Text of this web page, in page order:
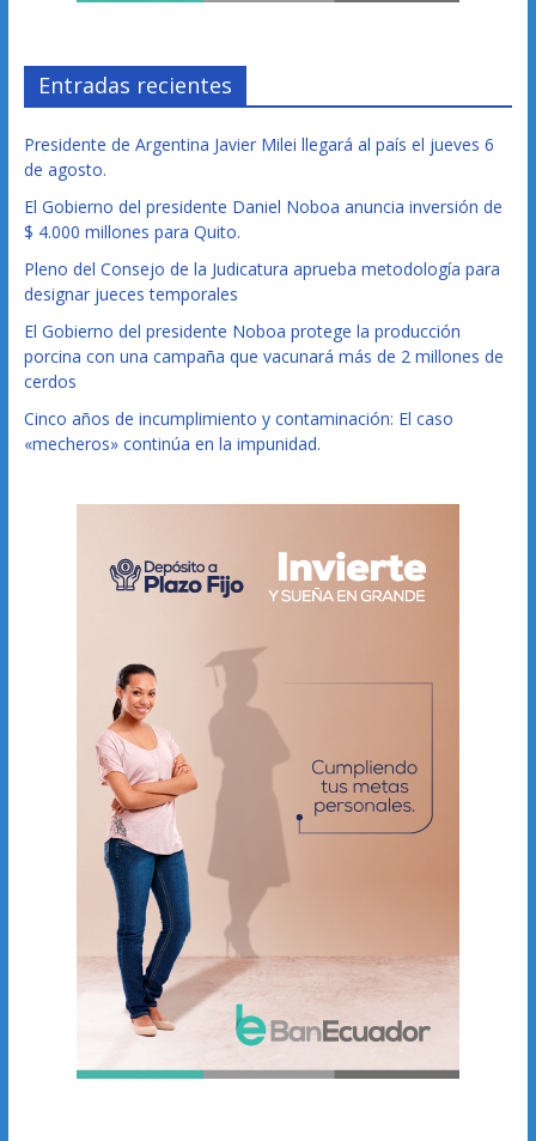
Entradas recientes
Presidente de Argentina Javier Milei llegará al país el jueves 6
de agosto.
El Gobierno del presidente Daniel Noboa anuncia inversión de
$ 4.000 millones para Quito.
Pleno del Consejo de la Judicatura aprueba metodología para
designar jueces temporales
El Gobierno del presidente Noboa protege la producción
porcina con una campaña que vacunará más de 2 millones de
cerdos
Cinco años de incumplimiento y contaminación: El caso
«mecheros» continúa en la impunidad.